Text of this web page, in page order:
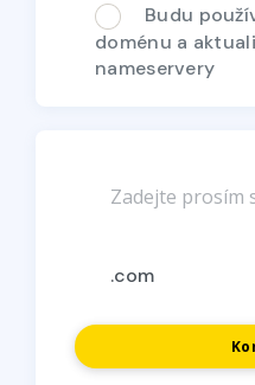
Budu
doménu a
nameservery